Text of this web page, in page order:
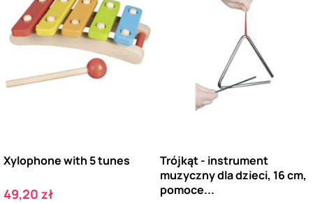
Xylophone with 5 tunes
Cena
49,20 zł
Trójkąt - instrument
muzyczny dla dzieci, 16 cm,
pomoce...